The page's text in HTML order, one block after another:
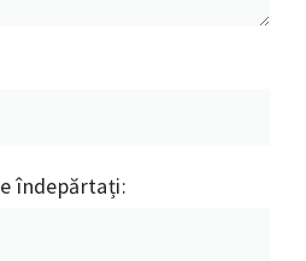
îndepărtați: